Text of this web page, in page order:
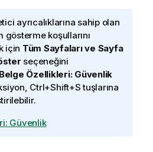
ayrıcalıklarına sahip olan
gösterme koşullarını
için Tüm Sayfaları ve Sayfa
seçeneğini
Özellikleri: Güvenlik
Ctrl+Shift+S tuşlarına
Güvenlik